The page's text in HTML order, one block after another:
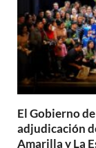
El Gobierno
adjudicación
Amarilla y La